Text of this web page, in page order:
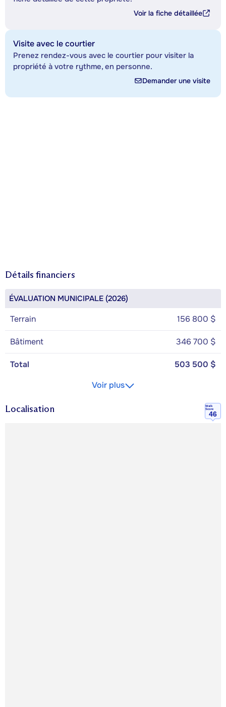
Voir la fiche détaillée
Visite avec le courtier
Prenez rendez-vous avec le courtier pour visiter la
propriété à votre rythme, en personne.
Demander une visite
Détails financiers
ÉVALUATION MUNICIPALE (2026)
Terrain 156 800 $
Bâtiment 346 700 $
Total
503 500 $
Voir plus
Localisation
Walk
Score
46